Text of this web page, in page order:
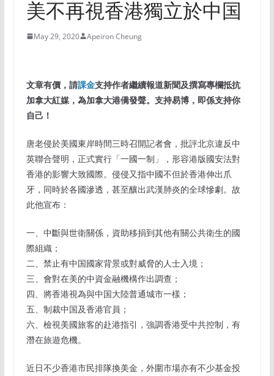
美不再視香港獨立於中国
May 29, 2020 Apeiron Cheung
文章有價，請課金支持作者繼續報道新聞及撰寫專欄抵抗
加拿大紅媒，為加拿大港僑發聲。支持易博，即係支持你
自己！
唐老侵於美國東岸時間三時召開記者會，批評北京違反中
英聯合聲明，正式實行「一國一制」，形容港版國安法對
香港的影響大致國際。侵侵又指中國不但於香港伸出爪
牙，同時於各國滲透，甚至釀出武漢肺炎的全球慘劇。故
此他宣布：
一、中斷與世衛關係，資助移捐到其他有關公共衛生的國
際組織；
二、禁止有中国國家背景或對威脅的人士入境；
三、會對在美的中資金融機構作出調查；
四、將香港視為與中国大陸普通城市一樣；
五、制裁中国及香港官員；
六、檢視美國旅客的赴港指引，強調香港受中共控制，有
潛在旅遊危機。
近日不少香港市民排隊換美金，外圍市場亦有不少基金投